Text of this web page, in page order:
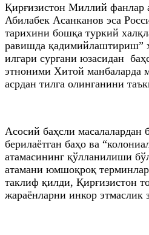
Қирғизистон Миллий фанлар
Абилабек Асанканов эса
тарихини бошқа туркий
равишда қадимийлаштириш”
илгари сургани юзасидан
этноними Хитой манбаларда
асрдан тилга олинганини
Асосий баҳсли
берилаётган баҳо ва
атамасининг қўлланилиши
атамани юмшоқроқ
таклиф қилди, Қирғизистон
жараёнларни инкор этмаслик